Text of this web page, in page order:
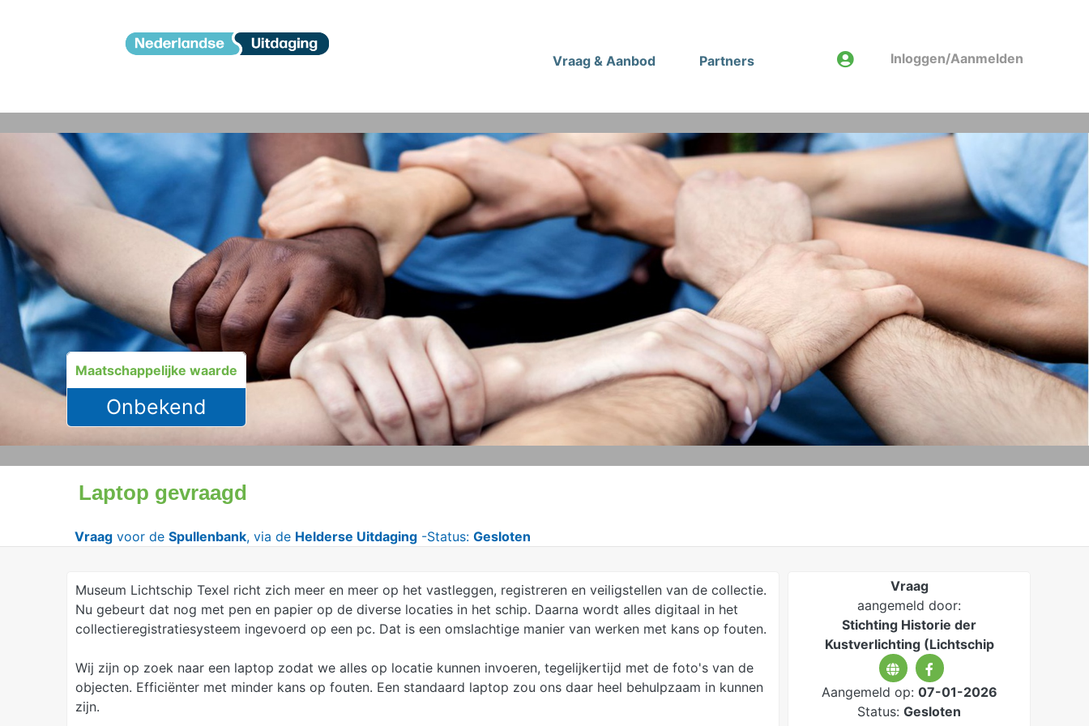
Vraag & Aanbod Partners Inloggen/Aanmelden
Maatschappelijke waarde
Onbekend
Laptop gevraagd
Vraag voor de Spullenbank, via de Helderse Uitdaging -Status: Gesloten
Museum Lichtschip Texel richt zich meer en meer op het vastleggen, registreren en veiligstellen van de collectie.
Nu gebeurt dat nog met pen en papier op de diverse locaties in het schip. Daarna wordt alles digitaal in het
collectieregistratiesysteem ingevoerd op een pc. Dat is een omslachtige manier van werken met kans op fouten.
Wij zijn op zoek naar een laptop zodat we alles op locatie kunnen invoeren, tegelijkertijd met de foto's van de
objecten. Efficiënter met minder kans op fouten. Een standaard laptop zou ons daar heel behulpzaam in kunnen
zijn.
Vraag
aangemeld door:
Stichting Historie der
Kustverlichting (Lichtschip
Aangemeld op: 07-01-2026
Status: Gesloten